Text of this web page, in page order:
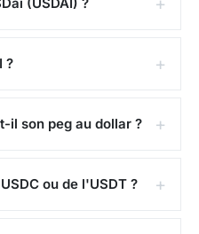
un conseil en
?
il son peg au dollar ?
ou de l'USDT ?